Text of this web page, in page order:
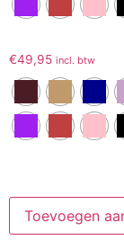
€49,95 incl. btw
Toevoegen